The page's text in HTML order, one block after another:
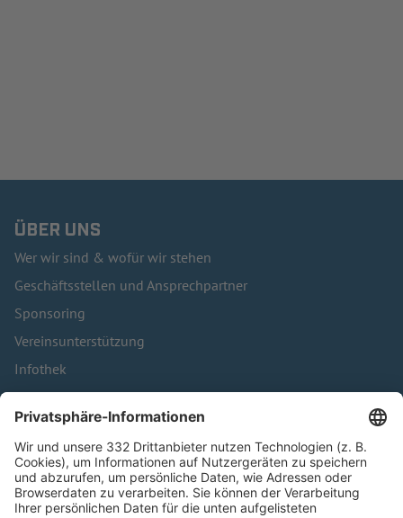
ÜBER UNS
Wer wir sind & wofür wir stehen
Geschäftsstellen und Ansprechpartner
Sponsoring
Vereinsunterstützung
Infothek
Kontakt
HÄUFIG BESUCHTE SEITEN
Pässe und Vereinswechsel
Trainerausbildung